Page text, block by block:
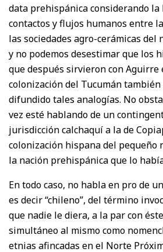
data prehispánica considerando
contactos y flujos humanos entre
las sociedades agro-cerámicas
y no podemos desestimar que los
que después sirvieron con Aguirre
colonización del Tucumán
difundido tales analogías. No
vez esté hablando de un
jurisdicción calchaquí a la de
colonización hispana del pequeño
la nación prehispánica que lo
En todo caso, no habla en pro de
es decir “chileno”, del término
que nadie le diera, a la par con
simultáneo al mismo como
etnias afincadas en el Norte